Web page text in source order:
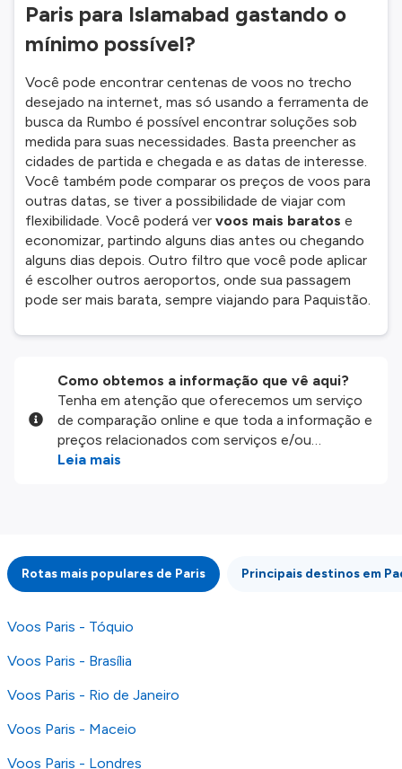
Paris para Islamabad gastando o
mínimo possível?
Você pode encontrar centenas de voos no trecho
desejado na internet, mas só usando a ferramenta de
busca da Rumbo é possível encontrar soluções sob
medida para suas necessidades. Basta preencher as
cidades de partida e chegada e as datas de interesse.
Você também pode comparar os preços de voos para
outras datas, se tiver a possibilidade de viajar com
flexibilidade. Você poderá ver voos mais baratos e
economizar, partindo alguns dias antes ou chegando
alguns dias depois. Outro filtro que você pode aplicar
é escolher outros aeroportos, onde sua passagem
pode ser mais barata, sempre viajando para Paquistão.
Como obtemos a informação que vê aqui?
Tenha em atenção que oferecemos um serviço
de comparação online e que toda a informação e
preços relacionados com serviços e/ou
produtos disponíveis no nosso website são
integridade ou pela precisão da informação
publicada, por isso verifique com atenção todas
as condições no website do parceiro antes de
fazer uma reserva. Para mais detalhes verifique
os nossosTermos e Condições
Leia mais
Rotas mais populares de Paris Principais destinos em
Voos Paris - Tóquio
Voos Paris - Brasília
Voos Paris - Rio de Janeiro
Voos Paris - Maceio
Voos Paris - Londres